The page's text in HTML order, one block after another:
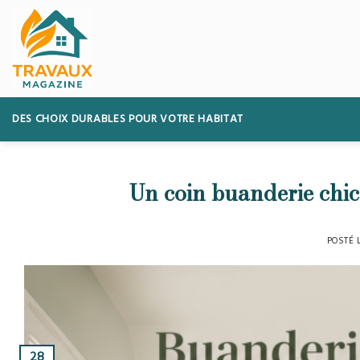
content
DES CHOIX DURABLES POUR VOTRE HABITAT
Un coin buanderie
POSTÉ